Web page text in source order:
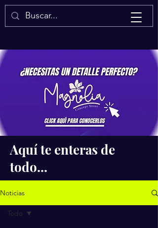
Isaac Quintal
Aquí te enteras de
todo...
Noticias
Todo